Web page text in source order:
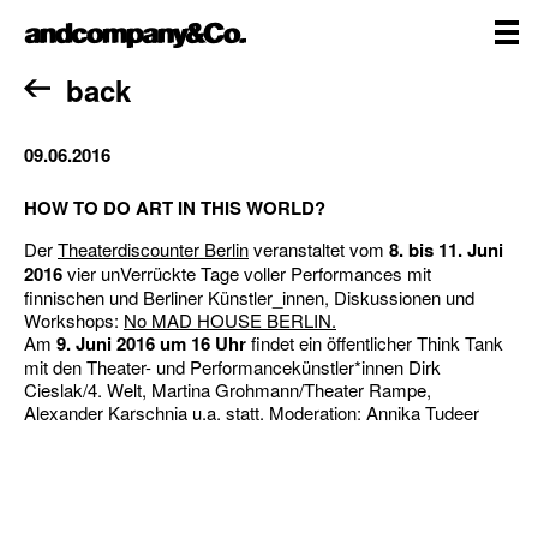
to
andcompany&Co
Home
back
09.06.2016
HOW TO DO ART IN THIS WORLD?
DerTheaterdiscounter Berlinveranstaltet vom 8. bis 11. Juni
2016vier unVerrückte Tage voller Performances mit
finnischen und Berliner Künstler_innen, Diskussionen und
Workshops: No MAD HOUSE BERLIN.
Am 9. Juni 2016 um 16 Uhrfindet ein öffentlicher Think Tank
mit den Theater- und Performancekünstler*innen Dirk
Cieslak/4. Welt, Martina Grohmann/Theater Rampe,
Alexander Karschnia u.a. statt. Moderation: Annika Tudeer